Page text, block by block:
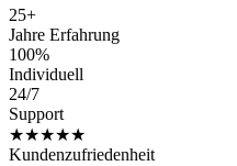
25+
Jahre Erfahrung
100%
Individuell
24/7
Support
★★★★★
Kundenzufriedenheit